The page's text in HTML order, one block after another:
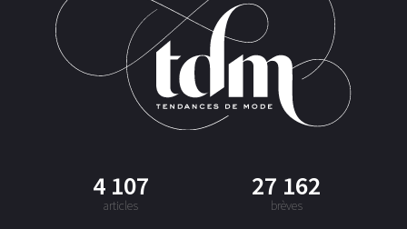
4 107
articles
27 162
brèves